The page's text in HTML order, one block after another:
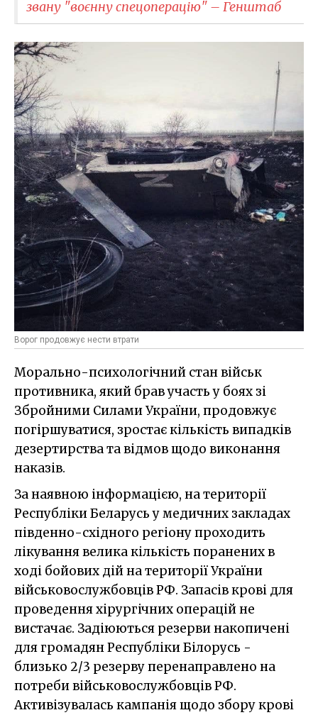
звану "воєнну спецоперацію" – Генштаб
Ворог продовжує нести втрати
Морально-психологічний стан військ
противника, який брав участь у боях зі
Збройними Силами України, продовжує
погіршуватися, зростає кількість випадків
дезертирства та відмов щодо виконання
наказів.
За наявною інформацією, на території
Республіки Беларусь у медичних закладах
південно-східного регіону проходить
лікування велика кількість поранених в
ході бойових дій на території України
військовослужбовців РФ. Запасів крові для
проведення хірургічних операцій не
вистачає. Задіюються резерви накопичені
для громадян Республіки Білорусь -
близько 2/3 резерву перенаправлено на
потреби військовослужбовців РФ.
Активізувалась кампанія щодо збору крові